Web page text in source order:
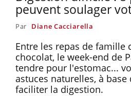
peuvent soulager
Par Diane Cacciarella
Entre les repas de famille
chocolat, le week-end de
tendre pour l'estomac...
astuces naturelles, à
faciliter la digestion.